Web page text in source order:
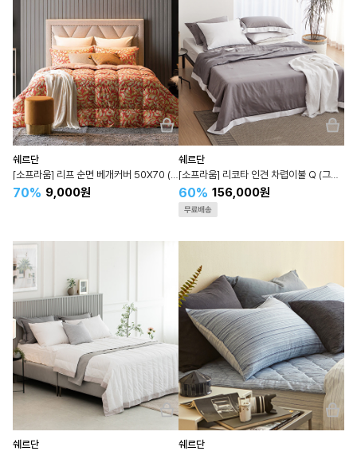
쉐르단
70% 9,000원
쉐르단
60% 156,000원
쉐르단
쉐르단